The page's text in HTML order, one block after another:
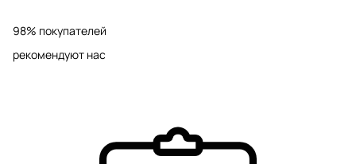
98% покупателей
рекомендуют нас